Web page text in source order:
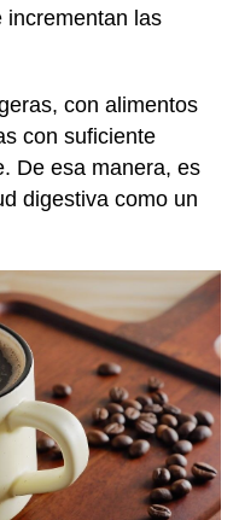
incrementan las
con alimentos
con suficiente
De esa manera, es
digestiva como un